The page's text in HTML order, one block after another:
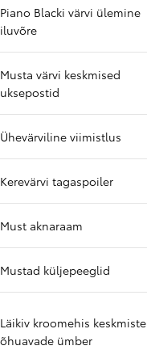
Piano Blacki värvi ülemine
iluvõre
Musta värvi keskmised
uksepostid
Ühevärviline viimistlus
Kerevärvi tagaspoiler
Must aknaraam
Mustad küljepeeglid
Läikiv kroomehis keskmiste
õhuavade ümber